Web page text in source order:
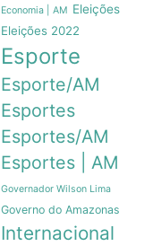
Economia | AM Eleições
Eleições 2022
Esporte
Esporte/AM
Esportes
Esportes/AM
Esportes | AM
Governador Wilson Lima
Governo do Amazonas
Internacional